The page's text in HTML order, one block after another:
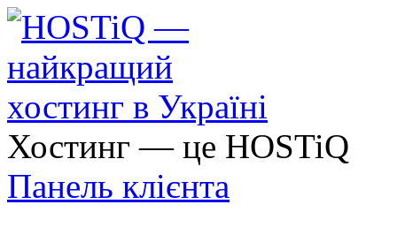
Хостинг — це HOSTiQ
Панель клієнта